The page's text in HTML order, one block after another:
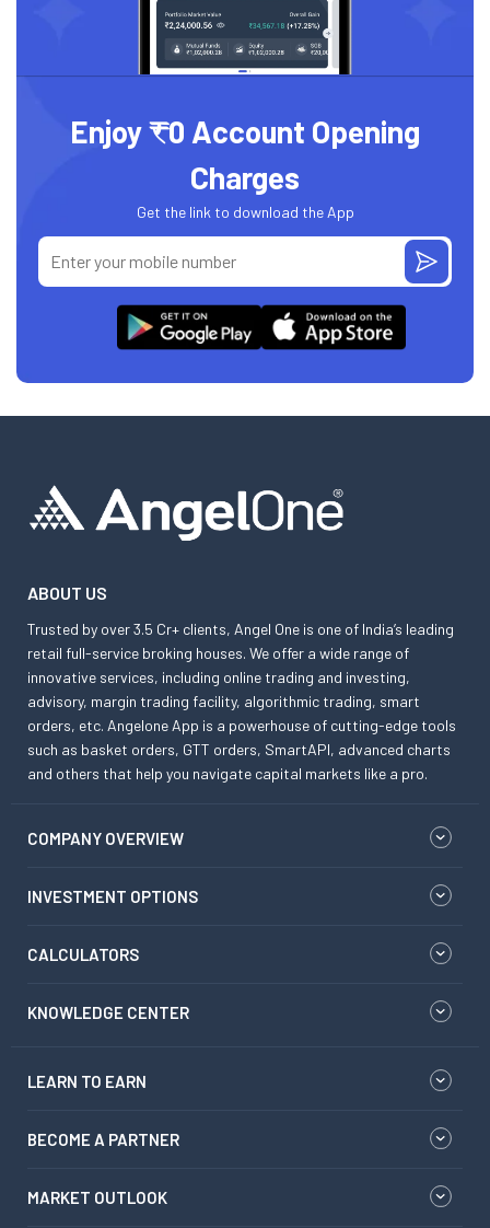
Enjoy ₹0 Account Opening
Charges
Get the link to download the App
ABOUT US
Trusted by over 3.5 Cr+ clients, Angel One is one of India’s leading
retail full-service broking houses. We offer a wide range of
innovative services, including online trading and investing,
advisory, margin trading facility, algorithmic trading, smart
orders, etc. Angelone App is a powerhouse of cutting-edge tools
such as basket orders, GTT orders, SmartAPI, advanced charts
and others that help you navigate capital markets like a pro.
COMPANY OVERVIEW
INVESTMENT OPTIONS
CALCULATORS
KNOWLEDGE CENTER
LEARN TO EARN
BECOME A PARTNER
MARKET OUTLOOK